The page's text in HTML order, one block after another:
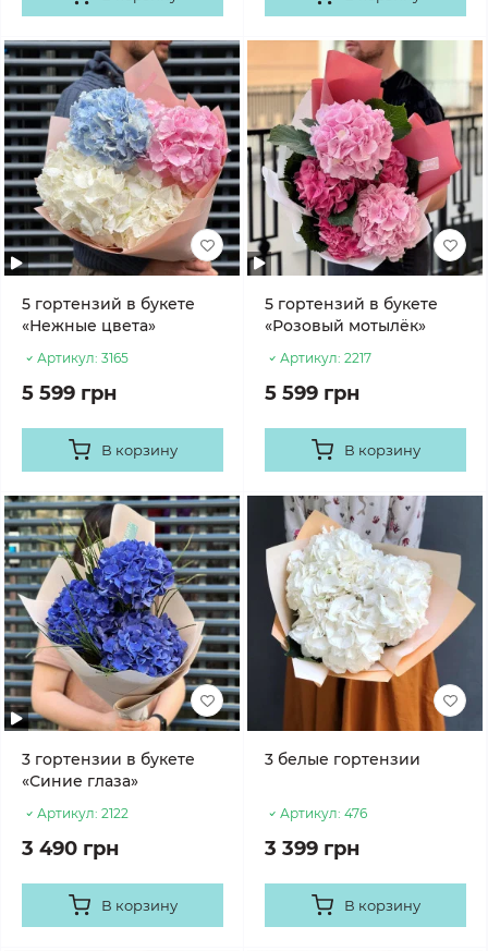
5 гортензий в букете
«Нежные цвета»
Артикул: 3165
5 599 грн
В корзину
5 гортензий в букете
«Розовый мотылёк»
Артикул: 2217
5 599 грн
В корзину
3 гортензии в букете
«Синие глаза»
Артикул: 2122
3 490 грн
В корзину
3 белые гортензии
Артикул: 476
3 399 грн
В корзину